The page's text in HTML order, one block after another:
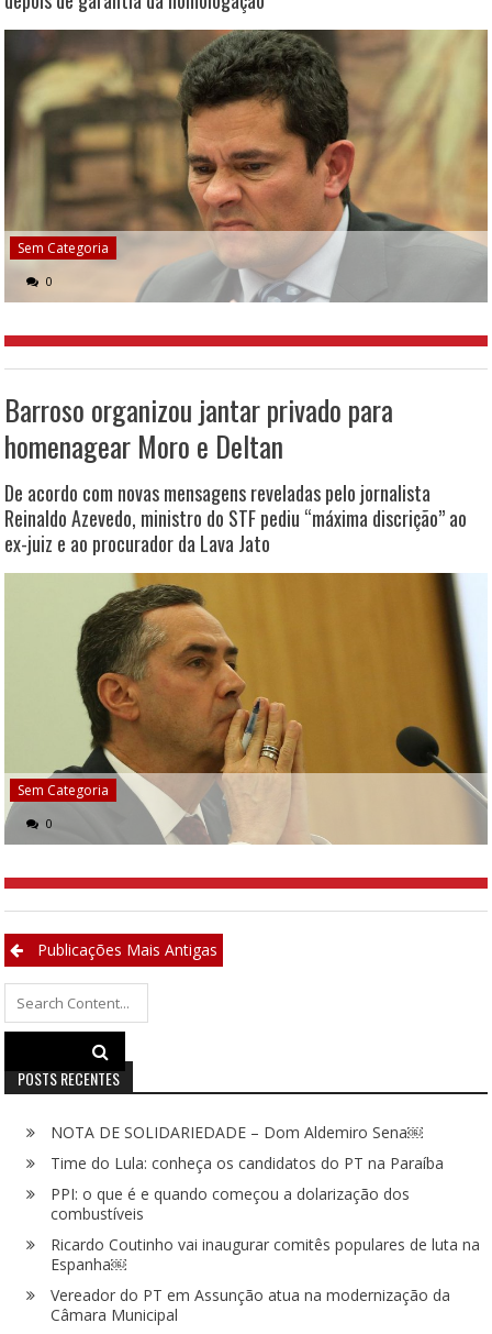
Sem Categoria
0
Barroso organizou jantar privado para
homenagear Moro e Deltan
De acordo com novas mensagens reveladas pelo jornalista
Reinaldo Azevedo, ministro do STF pediu “máxima discrição” ao
ex-juiz e ao procurador da Lava Jato
Sem Categoria
0
Navegação
por
posts
Publicações Mais Antigas
Search
for:
POSTS RECENTES
NOTA DE SOLIDARIEDADE – Dom Aldemiro Sena￼
Time do Lula: conheça os candidatos do PT na Paraíba
PPI: o que é e quando começou a dolarização dos
combustíveis
Ricardo Coutinho vai inaugurar comitês populares de luta na
Espanha￼
Vereador do PT em Assunção atua na modernização da
Câmara Municipal